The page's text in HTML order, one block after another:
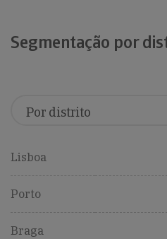
Segmentação por
Lisboa
Porto
Braga